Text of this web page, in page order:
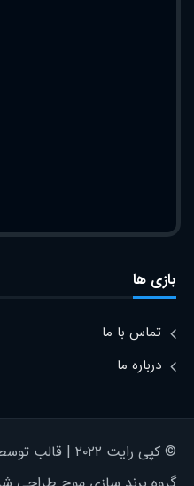
بازی ها
تماس با ما
درباره ما
© کپی رایت ۲۰۲۲ | قالب